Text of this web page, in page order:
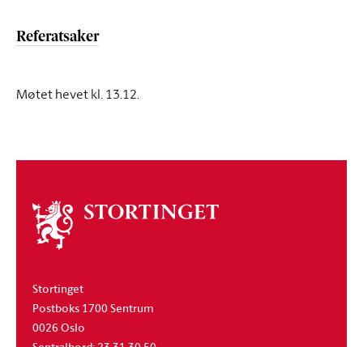
Referatsaker
Møtet hevet kl. 13.12.
Om
stortinget
Stortinget
Postboks 1700 Sentrum
0026 Oslo